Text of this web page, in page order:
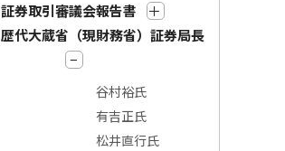
証券取引審議会報告書
歴代大蔵省（現財務省）証券局長
谷村裕氏
有吉正氏
松井直行氏